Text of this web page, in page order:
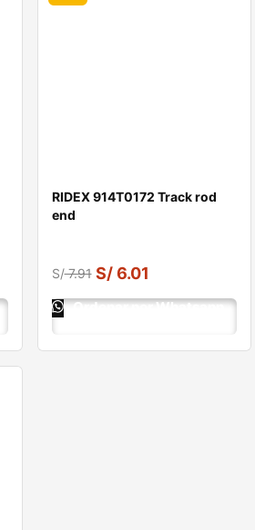
RIDEX 914T0172 Track rod
end
S/7.91 S/6.01
Ordenar por Whatsapp